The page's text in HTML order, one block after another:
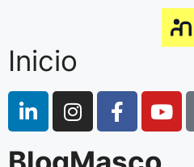
Inicio